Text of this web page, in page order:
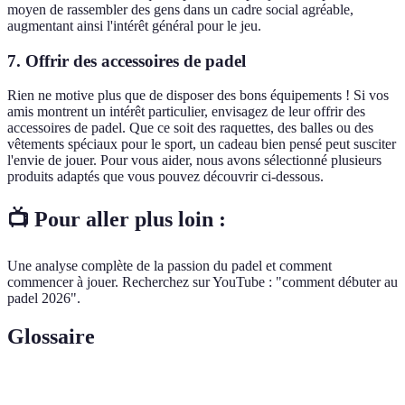
moyen de rassembler des gens dans un cadre social agréable,
augmentant ainsi l'intérêt général pour le jeu.
7. Offrir des accessoires de padel
Rien ne motive plus que de disposer des bons équipements ! Si vos
amis montrent un intérêt particulier, envisagez de leur offrir des
accessoires de padel. Que ce soit des raquettes, des balles ou des
vêtements spéciaux pour le sport, un cadeau bien pensé peut susciter
l'envie de jouer. Pour vous aider, nous avons sélectionné plusieurs
produits adaptés que vous pouvez découvrir ci-dessous.
📺 Pour aller plus loin :
Une analyse complète de la passion du padel et comment
commencer à jouer. Recherchez sur YouTube : "comment débuter au
padel 2026".
Glossaire